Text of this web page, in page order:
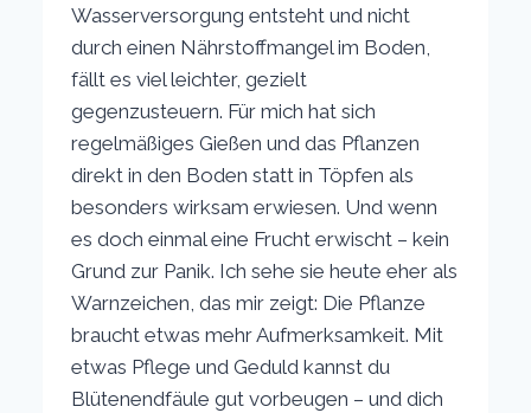
Wasserversorgung entsteht und nicht
durch einen Nährstoffmangel im Boden,
fällt es viel leichter, gezielt
gegenzusteuern. Für mich hat sich
regelmäßiges Gießen und das Pflanzen
direkt in den Boden statt in Töpfen als
besonders wirksam erwiesen. Und wenn
es doch einmal eine Frucht erwischt – kein
Grund zur Panik. Ich sehe sie heute eher als
Warnzeichen, das mir zeigt: Die Pflanze
braucht etwas mehr Aufmerksamkeit. Mit
etwas Pflege und Geduld kannst du
Blütenendfäule gut vorbeugen – und dich